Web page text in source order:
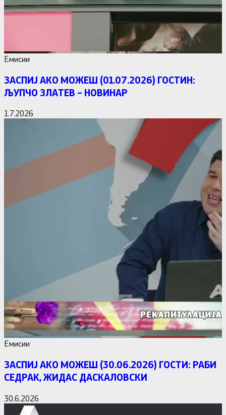
Емисии
ЗАСПИЈ АКО МОЖЕШ (01.07.2026) ГОСТИН:
ЉУПЧО ЗЛАТЕВ – НОВИНАР
1.7.2026
Емисии
ЗАСПИЈ АКО МОЖЕШ (30.06.2026) ГОСТИ: РАБИ
СЕДРАК, ЖИДАС ДАСКАЛОВСКИ
30.6.2026